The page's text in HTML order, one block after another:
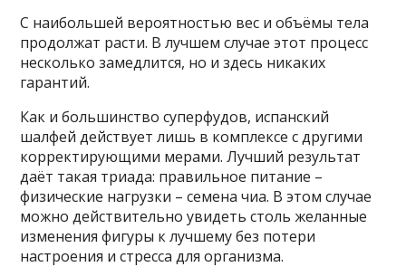
С наибольшей вероятностью вес и объёмы тела
продолжат расти. В лучшем случае этот процесс
несколько замедлится, но и здесь никаких
гарантий.
Как и большинство суперфудов, испанский
шалфей действует лишь в комплексе с другими
корректирующими мерами. Лучший результат
даёт такая триада: правильное питание –
физические нагрузки – семена чиа. В этом случае
можно действительно увидеть столь желанные
изменения фигуры к лучшему без потери
настроения и стресса для организма.